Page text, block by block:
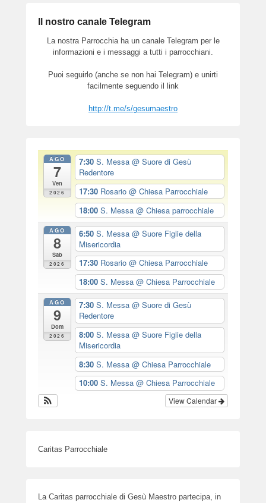
Il nostro canale Telegram
La nostra Parrocchia ha un canale Telegram per le
informazioni e i messaggi a tutti i parrocchiani.
Puoi seguirlo (anche se non hai Telegram) e unirti
facilmente seguendo il link
http://t.me/s/gesumaestro
AGO
7
Ven
2026
7:30 S. Messa @ Suore di Gesù
Redentore
17:30 Rosario @ Chiesa Parrocchiale
18:00 S. Messa @ Chiesa parrocchiale
AGO
8
Sab
2026
6:50 S. Messa @ Suore Figlie della
Misericordia
17:30 Rosario @ Chiesa Parrocchiale
18:00 S. Messa @ Chiesa Parrocchiale
AGO
9
Dom
2026
7:30 S. Messa @ Suore di Gesù
Redentore
8:00 S. Messa @ Suore Figlie della
Misericordia
8:30 S. Messa @ Chiesa Parrocchiale
10:00 S. Messa @ Chiesa Parrocchiale
View Calendar
Caritas Parrocchiale
La Caritas parrocchiale di Gesù Maestro partecipa, in